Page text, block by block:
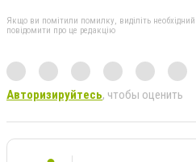
Якщо ви помітили помилку, виділіть
повідомити про це редакцію
Авторизируйтесь, чтобы оценить